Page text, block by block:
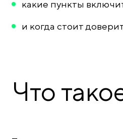
какие пункты
и когда стоит
Что